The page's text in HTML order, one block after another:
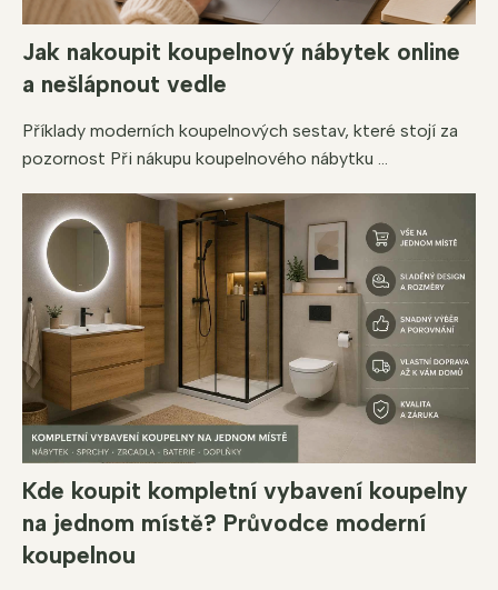
Jak nakoupit koupelnový nábytek online
a nešlápnout vedle
Příklady moderních koupelnových sestav, které stojí za
pozornost Při nákupu koupelnového nábytku ...
Kde koupit kompletní vybavení koupelny
na jednom místě? Průvodce moderní
koupelnou